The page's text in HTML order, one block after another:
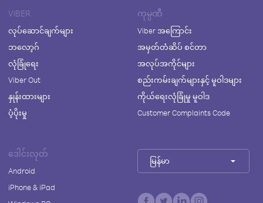
VIBER
လုပ်ဆောင်ချက်များ
ဘလော့ဂ်
လုံခြုံရေး
Viber Out
နှုန်းထားများ
ပံ့ပိုးမှု
ကုမ္ပဏီ
Viber အကြောင်း
အမှတ်တံဆိပ် စင်တာ
အလုပ်အကိုင်များ
စည်းကမ်းချက်များနှင့် မူဝါဒများ
ကိုယ်ရေးလုံခြုံမှု မူဝါဒ
Customer Complaints Code
ဒေါင်းလုတ်
Android
iPhone & iPad
မြန်မာ